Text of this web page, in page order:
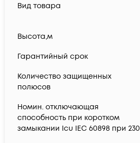
Вид товара
Высота,м
Гарантийный срок
Количество защищенных
полюсов
Номин. отключающая
способность при коротком
замыкании Icu IEC 60898 при 230